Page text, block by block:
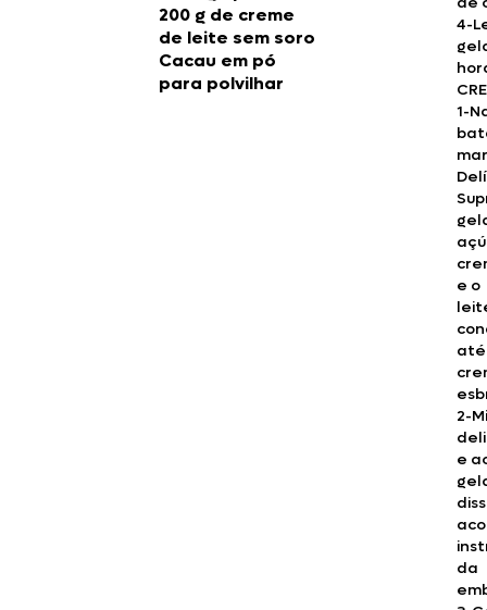
200 g de creme
de leite sem soro
Cacau em pó
para polvilhar
4-
1-
e o
até
2-
e
da